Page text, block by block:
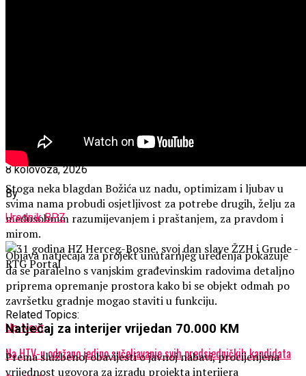
Stoga neka blagdan Božića uz nadu, optimizam i ljubav u
svima nama probudi osjetljivost za potrebe drugih, želju za
međusobnim razumijevanjem i praštanjem, za pravdom i
mirom.
Related Topics:
Up Next
Na HTV-u održano jedino sučeljavanje svih predsjedničkih kandidata
8 kolovoza, 2026
By
Urednik BPZ
Objava natječaja za projekt unutarnjeg uređenja pokazuje
da se paralelno s vanjskim građevinskim radovima detaljno
priprema opremanje prostora kako bi se objekt odmah po
završetku gradnje mogao staviti u funkciju.
Natječaj za interijer vrijedan 70.000 KM
Prema službenoj obavijesti o javnoj nabavi, procijenjena
vrijednost ugovora za izradu projekta interijera